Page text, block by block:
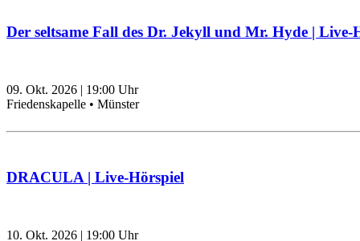
Der seltsame Fall des Dr. Jekyll und Mr. Hyde | Live-
09. Okt. 2026 | 19:00 Uhr
Friedenskapelle • Münster
DRACULA | Live-Hörspiel
10. Okt. 2026 | 19:00 Uhr